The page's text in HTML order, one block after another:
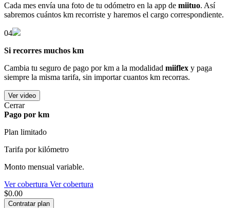
Cada mes envía una foto de tu odómetro en la app de miituo. Así
sabremos cuántos km recorriste y haremos el cargo correspondiente.
04
Si recorres muchos km
Cambia tu seguro de pago por km a la modalidad miiflex y paga
siempre la misma tarifa, sin importar cuantos km recorras.
Ver video
Cerrar
Pago por km
Plan limitado
Tarifa por kilómetro
Monto mensual variable.
Ver cobertura Ver cobertura
$0.00
Contratar plan